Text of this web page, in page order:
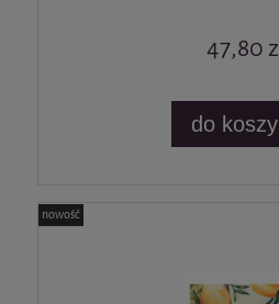
47,80
do
nowość